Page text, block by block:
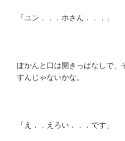
「ユン．．．ホさん．．．」
ぽかんと口は開きっぱなしで、
すんじゃないかな。
「え．．えろい．．．です」